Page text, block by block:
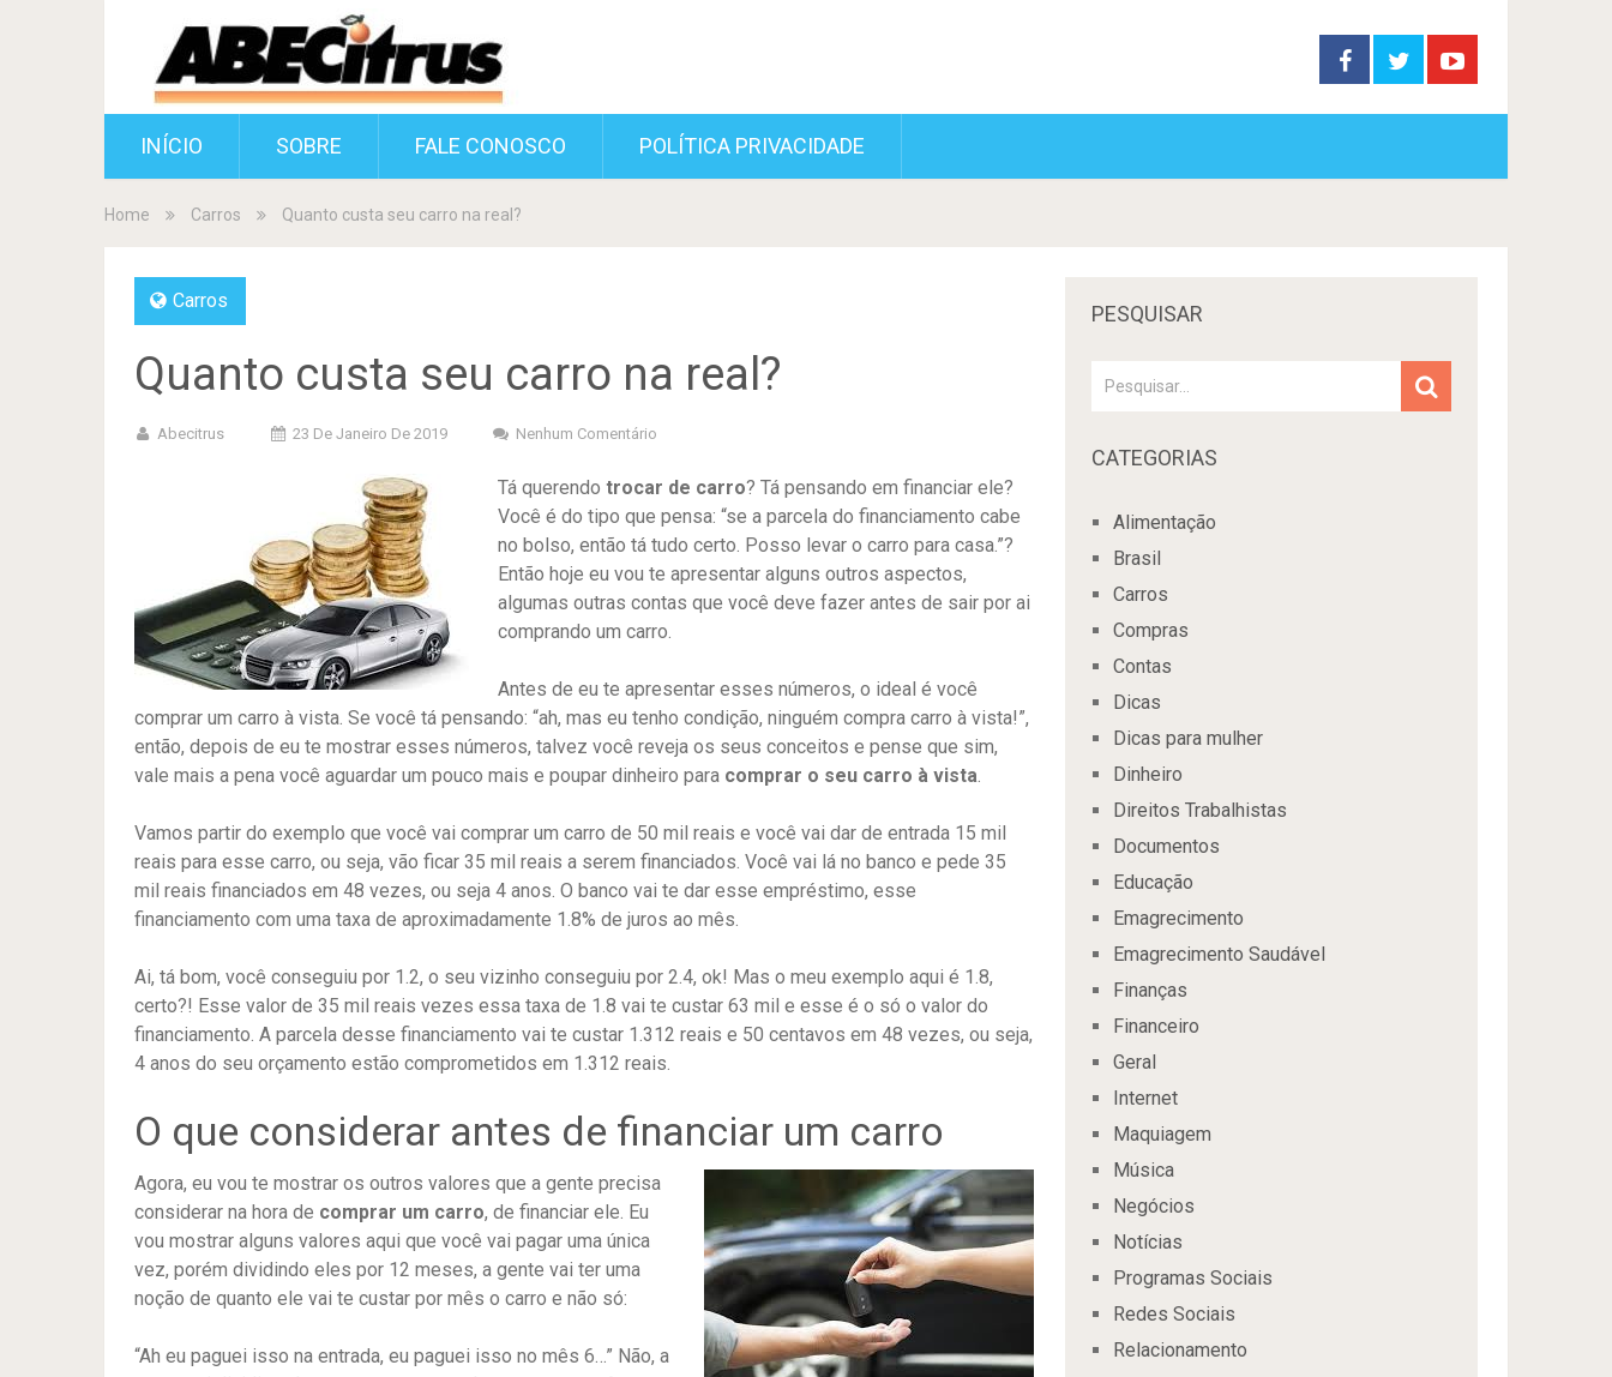
INÍCIO SOBRE FALE CONOSCO POLÍTICA PRIVACIDADE
Home Carros Quanto custa seu carro na real?
Carros
Quanto custa seu carro na real?
Abecitrus 23 De Janeiro De 2019 Nenhum Comentário
Tá querendo trocar de carro? Tá pensando em financiar ele?
Você é do tipo que pensa: “se a parcela do financiamento cabe
no bolso, então tá tudo certo. Posso levar o carro para casa.”?
Então hoje eu vou te apresentar alguns outros aspectos,
algumas outras contas que você deve fazer antes de sair por ai
comprando um carro.
Antes de eu te apresentar esses números, o ideal é você
comprar um carro à vista. Se você tá pensando: “ah, mas eu tenho condição, ninguém compra carro à vista!”,
então, depois de eu te mostrar esses números, talvez você reveja os seus conceitos e pense que sim,
vale mais a pena você aguardar um pouco mais e poupar dinheiro para comprar o seu carro à vista.
Vamos partir do exemplo que você vai comprar um carro de 50 mil reais e você vai dar de entrada 15 mil
reais para esse carro, ou seja, vão ficar 35 mil reais a serem financiados. Você vai lá no banco e pede 35
mil reais financiados em 48 vezes, ou seja 4 anos. O banco vai te dar esse empréstimo, esse
financiamento com uma taxa de aproximadamente 1.8% de juros ao mês.
Ai, tá bom, você conseguiu por 1.2, o seu vizinho conseguiu por 2.4, ok! Mas o meu exemplo aqui é 1.8,
certo?! Esse valor de 35 mil reais vezes essa taxa de 1.8 vai te custar 63 mil e esse é o só o valor do
financiamento. A parcela desse financiamento vai te custar 1.312 reais e 50 centavos em 48 vezes, ou seja,
4 anos do seu orçamento estão comprometidos em 1.312 reais.
O que considerar antes de financiar um carro
Agora, eu vou te mostrar os outros valores que a gente precisa
considerar na hora de comprar um carro, de financiar ele. Eu
vou mostrar alguns valores aqui que você vai pagar uma única
vez, porém dividindo eles por 12 meses, a gente vai ter uma
noção de quanto ele vai te custar por mês o carro e não só:
“Ah eu paguei isso na entrada, eu paguei isso no mês 6…” Não, a
PESQUISAR
CATEGORIAS
Alimentação
Brasil
Carros
Compras
Contas
Dicas
Dicas para mulher
Dinheiro
Direitos Trabalhistas
Documentos
Educação
Emagrecimento
Emagrecimento Saudável
Finanças
Financeiro
Geral
Internet
Maquiagem
Música
Negócios
Notícias
Programas Sociais
Redes Sociais
Relacionamento